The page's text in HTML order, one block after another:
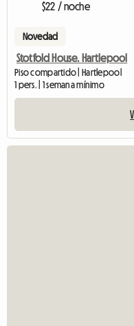
$22 / noche
Novedad
Stotfold House. Hartlepool
Piso compartido | Hartlepool
1 pers. | 1 semana mínimo